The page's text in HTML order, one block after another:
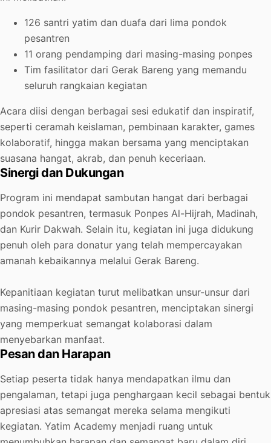
126 santri yatim dan duafa dari lima pondok
pesantren
11 orang pendamping dari masing-masing ponpes
Tim fasilitator dari Gerak Bareng yang memandu
seluruh rangkaian kegiatan
Acara diisi dengan berbagai sesi edukatif dan inspiratif,
seperti ceramah keislaman, pembinaan karakter, games
kolaboratif, hingga makan bersama yang menciptakan
suasana hangat, akrab, dan penuh keceriaan.
Sinergi dan Dukungan
Program ini mendapat sambutan hangat dari berbagai
pondok pesantren, termasuk Ponpes Al-Hijrah, Madinah,
dan Kurir Dakwah. Selain itu, kegiatan ini juga didukung
penuh oleh para donatur yang telah mempercayakan
amanah kebaikannya melalui Gerak Bareng.
Kepanitiaan kegiatan turut melibatkan unsur-unsur dari
masing-masing pondok pesantren, menciptakan sinergi
yang memperkuat semangat kolaborasi dalam
menyebarkan manfaat.
Pesan dan Harapan
Setiap peserta tidak hanya mendapatkan ilmu dan
pengalaman, tetapi juga penghargaan kecil sebagai bentuk
apresiasi atas semangat mereka selama mengikuti
kegiatan. Yatim Academy menjadi ruang untuk